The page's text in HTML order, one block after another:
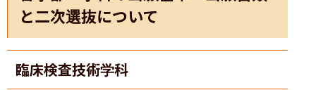
と二次選抜について
臨床検査技術学科